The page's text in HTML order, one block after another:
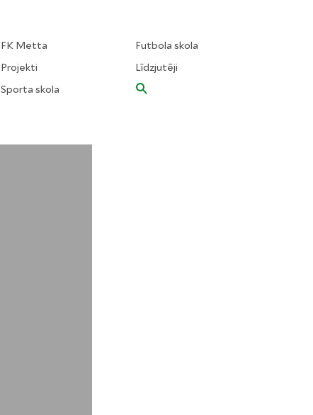
FK Metta
Projekti
Sporta skola
Futbola skola
Līdzjutēji